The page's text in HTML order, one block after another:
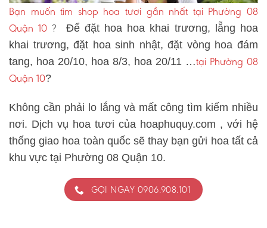
Bạn muốn tìm shop hoa tươi gần nhất tại Phường 08
Quận 10 ? Để đặt hoa hoa khai trương, lẵng hoa
khai trương, đặt hoa sinh nhật, đặt vòng hoa đám
tang, hoa 20/10, hoa 8/3, hoa 20/11 …tại Phường 08
Quận 10?
Không cần phải lo lắng và mất công tìm kiếm nhiều
nơi. Dịch vụ hoa tươi của hoaphuquy.com , với hệ
thống giao hoa toàn quốc sẽ thay bạn gửi hoa tất cả
khu vực tại Phường 08 Quận 10.
GỌI NGAY 0906.908.101